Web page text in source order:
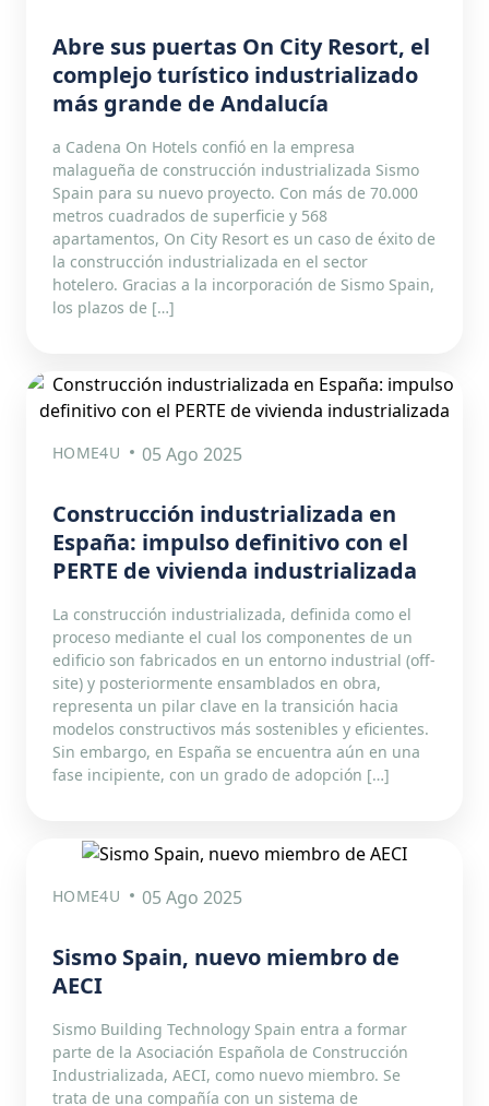
Abre sus puertas On City Resort, el
complejo turístico industrializado
más grande de Andalucía
a Cadena On Hotels confió en la empresa
malagueña de construcción industrializada Sismo
Spain para su nuevo proyecto. Con más de 70.000
metros cuadrados de superficie y 568
apartamentos, On City Resort es un caso de éxito de
la construcción industrializada en el sector
hotelero. Gracias a la incorporación de Sismo Spain,
los plazos de […]
HOME4U 05 Ago 2025
Construcción industrializada en
España: impulso definitivo con el
PERTE de vivienda industrializada
La construcción industrializada, definida como el
proceso mediante el cual los componentes de un
edificio son fabricados en un entorno industrial (off-
site) y posteriormente ensamblados en obra,
representa un pilar clave en la transición hacia
modelos constructivos más sostenibles y eficientes.
Sin embargo, en España se encuentra aún en una
fase incipiente, con un grado de adopción […]
HOME4U 05 Ago 2025
Sismo Spain, nuevo miembro de
AECI
Sismo Building Technology Spain entra a formar
parte de la Asociación Española de Construcción
Industrializada, AECI, como nuevo miembro. Se
trata de una compañía con un sistema de